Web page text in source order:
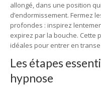
allongé, dans une position
d’endormissement. Fermez
profondes : inspirez
expirez par la bouche. Cette
idéales pour entrer en
Les étapes
hypnose